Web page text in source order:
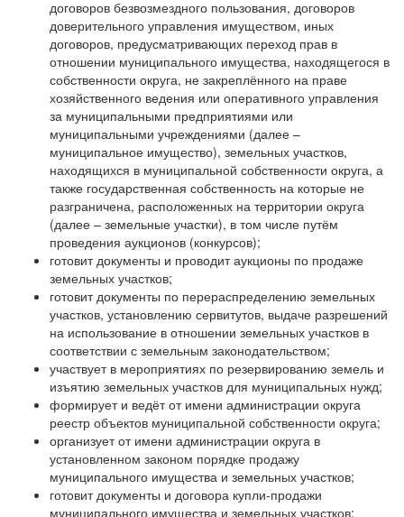
договоров безвозмездного пользования, договоров
доверительного управления имуществом, иных
договоров, предусматривающих переход прав в
отношении муниципального имущества, находящегося в
собственности округа, не закреплённого на праве
хозяйственного ведения или оперативного управления
за муниципальными предприятиями или
муниципальными учреждениями (далее –
муниципальное имущество), земельных участков,
находящихся в муниципальной собственности округа, а
также государственная собственность на которые не
разграничена, расположенных на территории округа
(далее – земельные участки), в том числе путём
проведения аукционов (конкурсов);
готовит документы и проводит аукционы по продаже
земельных участков;
готовит документы по перераспределению земельных
участков, установлению сервитутов, выдаче разрешений
на использование в отношении земельных участков в
соответствии с земельным законодательством;
участвует в мероприятиях по резервированию земель и
изъятию земельных участков для муниципальных нужд;
формирует и ведёт от имени администрации округа
реестр объектов муниципальной собственности округа;
организует от имени администрации округа в
установленном законом порядке продажу
муниципального имущества и земельных участков;
готовит документы и договора купли-продажи
муниципального имущества и земельных участков;